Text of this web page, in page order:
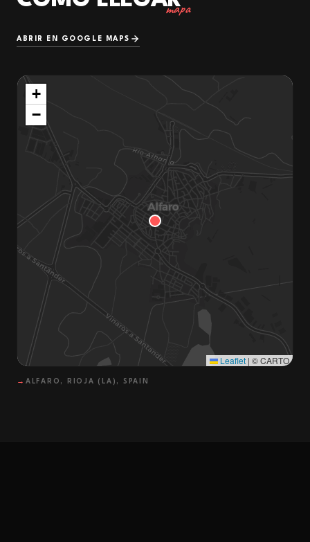
mapa
ABRIR EN GOOGLE MAPS
+
−
Leaflet | © CARTO
→ ALFARO, RIOJA (LA), SPAIN